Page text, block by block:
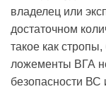
владелец или
достаточном
такое как
ложементы ВГА
безопасности